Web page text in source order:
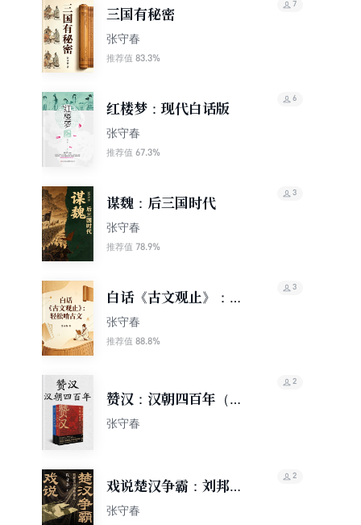
三国有秘密
张守春
推荐值 83.3%
7
红楼梦：现代白话版
张守春
推荐值 67.3%
6
谋魏：后三国时代
张守春
推荐值 78.9%
3
白话《古文观止》：轻
松啃古文
张守春
推荐值 88.8%
3
赞汉：汉朝四百年（全2
册）
张守春
2
戏说楚汉争霸：刘邦项
羽那些事儿
张守春
2